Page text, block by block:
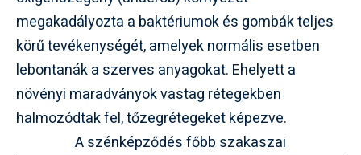
megakadályozta a baktériumok és gombák teljes
körű tevékenységét, amelyek normális esetben
lebontanák a szerves anyagokat. Ehelyett a
növényi maradványok vastag rétegekben
halmozódtak fel, tőzegrétegeket képezve.
A szénképződés főbb szakaszai